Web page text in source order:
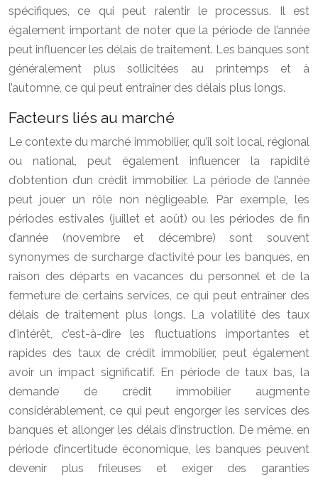
spécifiques, ce qui peut ralentir le processus. Il est
également important de noter que la période de l’année
peut influencer les délais de traitement. Les banques sont
généralement plus sollicitées au printemps et à
l’automne, ce qui peut entraîner des délais plus longs.
Facteurs liés au marché
Le contexte du marché immobilier, qu’il soit local, régional
ou national, peut également influencer la rapidité
d’obtention d’un crédit immobilier. La période de l’année
peut jouer un rôle non négligeable. Par exemple, les
périodes estivales (juillet et août) ou les périodes de fin
d’année (novembre et décembre) sont souvent
synonymes de surcharge d’activité pour les banques, en
raison des départs en vacances du personnel et de la
fermeture de certains services, ce qui peut entraîner des
délais de traitement plus longs. La volatilité des taux
d’intérêt, c’est-à-dire les fluctuations importantes et
rapides des taux de crédit immobilier, peut également
avoir un impact significatif. En période de taux bas, la
demande de crédit immobilier augmente
considérablement, ce qui peut engorger les services des
banques et allonger les délais d’instruction. De même, en
période d’incertitude économique, les banques peuvent
devenir plus frileuses et exiger des garanties